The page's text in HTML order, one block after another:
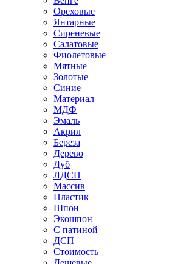
Ореховые
Янтарные
Сиреневые
Салатовые
Фиолетовые
Мятные
Золотые
Синие
Материал
МДФ
Эмаль
Акрил
Береза
Дерево
Дуб
ЛДСП
Массив
Пластик
Шпон
Экошпон
С патиной
ДСП
Стоимость